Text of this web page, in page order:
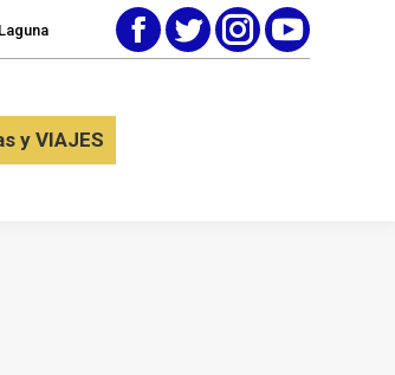
FacebookTwitterInstagramYouTube
y VIAJES